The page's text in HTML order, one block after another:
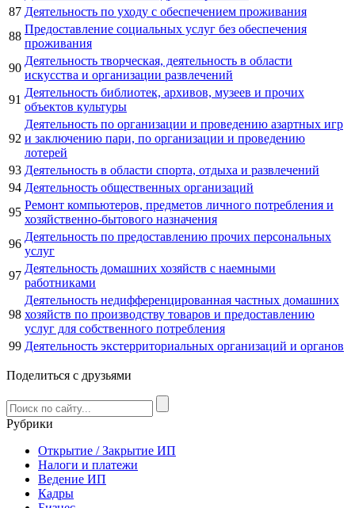
87 Деятельность по уходу с обеспечением проживания
88
Предоставление социальных услуг без обеспечения
проживания
90
Деятельность творческая, деятельность в области
искусства и организации развлечений
91
Деятельность библиотек, архивов, музеев и прочих
объектов культуры
92
Деятельность по организации и проведению азартных игр
и заключению пари, по организации и проведению
лотерей
93 Деятельность в области спорта, отдыха и развлечений
94 Деятельность общественных организаций
95
Ремонт компьютеров, предметов личного потребления и
хозяйственно-бытового назначения
96
Деятельность по предоставлению прочих персональных
услуг
97
Деятельность домашних хозяйств с наемными
работниками
98
Деятельность недифференцированная частных домашних
хозяйств по производству товаров и предоставлению
услуг для собственного потребления
99 Деятельность экстерриториальных организаций и органов
Поделиться с друзьями
Рубрики
Открытие / Закрытие ИП
Налоги и платежи
Ведение ИП
Кадры